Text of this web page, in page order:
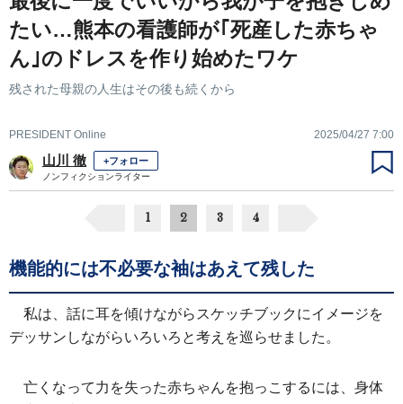
たい…熊本の看護師が｢死産した赤ちゃ
ん｣のドレスを作り始めたワケ
残された母親の人生はその後も続くから
PRESIDENT Online 2025/04/27 7:00
山川 徹 +フォロー
ノンフィクションライター
1 2 3 4
機能的には不必要な袖はあえて残した
私は、話に耳を傾けながらスケッチブックにイメージを
デッサンしながらいろいろと考えを巡らせました。
亡くなって力を失った赤ちゃんを抱っこするには、身体